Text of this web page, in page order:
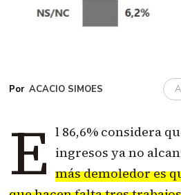
ACACIO SIMOES
E l 86,6% considera
ingresos ya no
más demoledor es